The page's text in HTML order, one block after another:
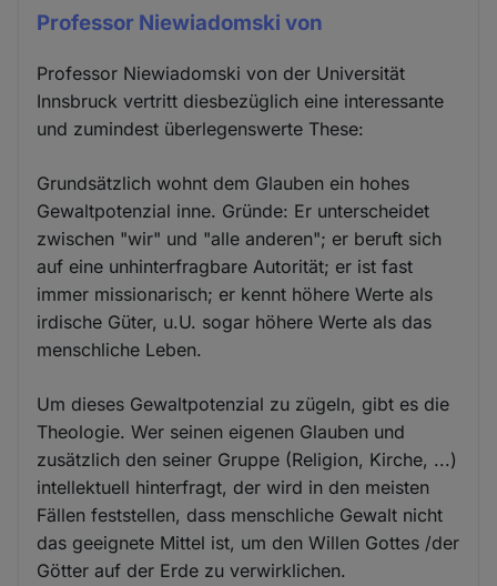
Professor Niewiadomski von
Professor Niewiadomski von der Universität
Innsbruck vertritt diesbezüglich eine interessante
und zumindest überlegenswerte These:
Grundsätzlich wohnt dem Glauben ein hohes
Gewaltpotenzial inne. Gründe: Er unterscheidet
zwischen "wir" und "alle anderen"; er beruft sich
auf eine unhinterfragbare Autorität; er ist fast
immer missionarisch; er kennt höhere Werte als
irdische Güter, u.U. sogar höhere Werte als das
menschliche Leben.
Um dieses Gewaltpotenzial zu zügeln, gibt es die
Theologie. Wer seinen eigenen Glauben und
zusätzlich den seiner Gruppe (Religion, Kirche, ...)
intellektuell hinterfragt, der wird in den meisten
Fällen feststellen, dass menschliche Gewalt nicht
das geeignete Mittel ist, um den Willen Gottes /der
Götter auf der Erde zu verwirklichen.